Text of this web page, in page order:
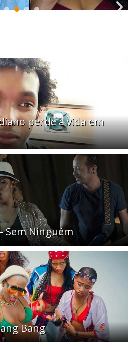
perde a vida em
Sem Ninguém
Bang